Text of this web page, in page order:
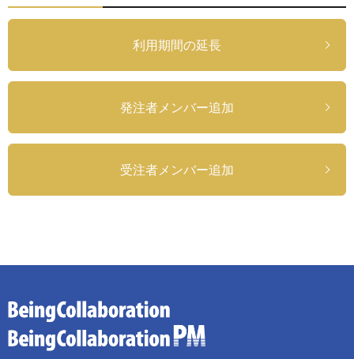
利用期間の延長
発注者メンバー追加
受注者メンバー追加